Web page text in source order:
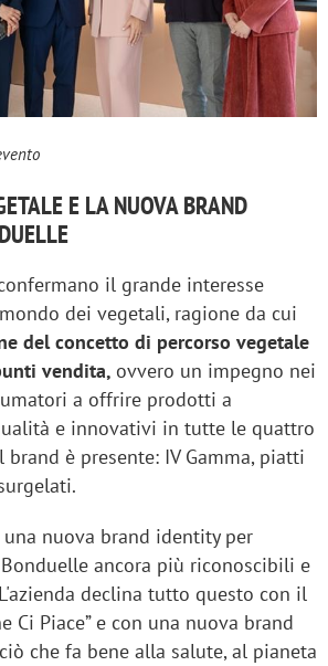
E LA NUOVA BRAND
il grande interesse
dei vegetali, ragione da cui
del concetto di percorso vegetale
vendita, ovvero un impegno nei
a offrire prodotti a
e innovativi in tutte le quattro
è presente: IV Gamma, piatti
nuova brand identity per
ancora più riconoscibili e
declina tutto questo con il
Ci Piace” e con una nuova brand
che fa bene alla salute, al pianeta